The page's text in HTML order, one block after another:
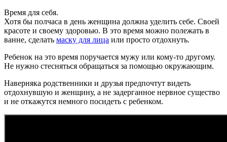
Время для себя.
Хотя бы полчаса в день женщина должна уделить себе. Своей
красоте и своему здоровью. В это время можно полежать в
ванне, сделать маску для лица или просто отдохнуть.
Ребенок на это время поручается мужу или кому-то другому.
Не нужно стесняться обращаться за помощью окружающим.
Наверняка родственники и друзья предпочтут видеть
отдохнувшую и женщину, а не задерганное нервное существо
и не откажутся немного посидеть с ребенком.